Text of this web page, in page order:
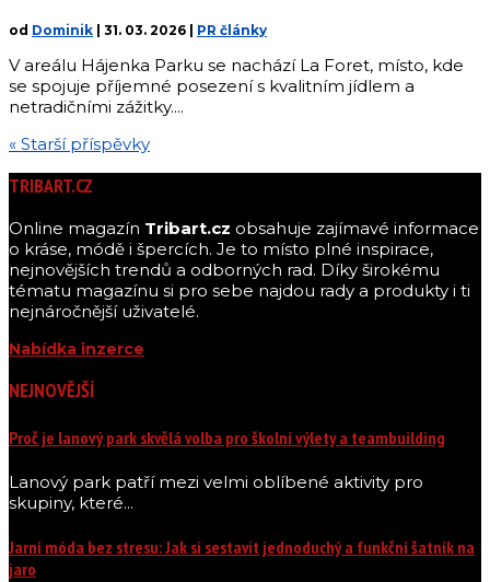
od Dominik 31. 03. 2026 PR články
V areálu Hájenka Parku se nachází La Foret, místo, kde
se spojuje příjemné posezení s kvalitním jídlem a
netradičními zážitky....
« Starší příspěvky
TRIBART.CZ
Online magazín Tribart.cz obsahuje zajímavé informace
o kráse, módě i špercích. Je to místo plné inspirace,
nejnovějších trendů a odborných rad. Díky širokému
tématu magazínu si pro sebe najdou rady a produkty i ti
nejnáročnější uživatelé.
Nabídka inzerce
NEJNOVĚJŠÍ
Proč je lanový park skvělá volba pro školní výlety a teambuilding
Lanový park patří mezi velmi oblíbené aktivity pro
skupiny, které...
Jarní móda bez stresu: Jak si sestavit jednoduchý a funkční šatník na
jaro